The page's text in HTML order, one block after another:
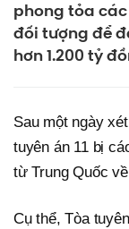
phong tỏa
đối tượng để
hơn 1.200 tỷ
Sau một ngày
tuyên án 11 bị
từ Trung Quốc
Cụ thể, Tòa